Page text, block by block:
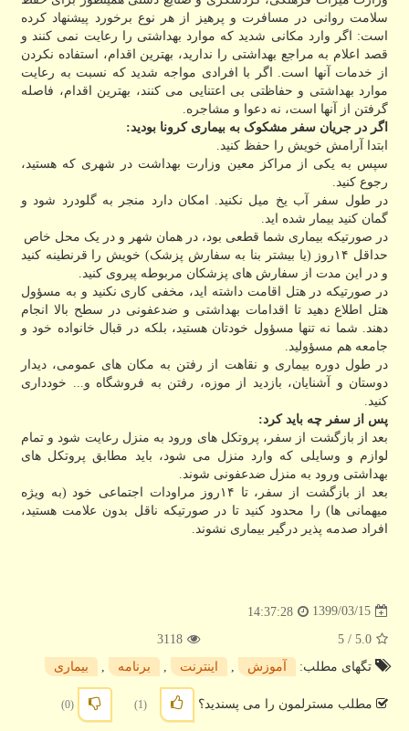
سلامت روانی در مسافرت و پرهیز از هر نوع برخورد پیشنهاد کرده
است: اگر وارد مکانی شدید که موارد بهداشتی را رعایت نمی کنند و
قصد اعلام به مراجع بهداشتی را ندارید، بهترین اقدام، استفاده نکردن
از خدمات آنها است. اگر با افرادی مواجه شدید که نسبت به رعایت
موارد بهداشتی و حفاظتی بی اعتنایی می کنند، بهترین اقدام، فاصله
گرفتن از آنها است، نه دعوا و مشاجره.
اگر در جریان سفر مشکوک به بیماری کرونا بودید:
ابتدا آرامش خویش را حفظ کنید.
سپس به یکی از مراکز معین وزارت بهداشت در شهری که هستید،
رجوع کنید.
در طول سفر آب یخ میل نکنید. امکان دارد منجر به گلودرد شود و
گمان کنید بیمار شده اید.
در صورتیکه بیماری شما قطعی بود، در همان شهر و در یک محل خاص
حداقل ۱۴روز (یا بیشتر بنا به سفارش پزشک) خویش را قرنطینه کنید
و در این مدت از سفارش های پزشکان مربوطه پیروی کنید.
در صورتیکه در هتل اقامت داشته اید، مخفی کاری نکنید و به مسؤول
هتل اطلاع دهید تا اقدامات بهداشتی و ضدعفونی در سطح بالا انجام
دهند. شما نه تنها مسؤول خودتان هستید، بلکه در قبال خانواده خود و
جامعه هم مسؤولید.
در طول دوره بیماری و نقاهت از رفتن به مکان های عمومی، دیدار
دوستان و آشنایان، بازدید از موزه، رفتن به فروشگاه و... خودداری
کنید.
پس از سفر چه باید کرد:
بعد از بازگشت از سفر، پروتکل های ورود به منزل رعایت شود و تمام
لوازم و وسایلی که وارد منزل می شود، باید مطابق پروتکل های
بهداشتی ورود به منزل ضدعفونی شوند.
بعد از بازگشت از سفر، تا ۱۴روز مراودات اجتماعی خود (به ویژه
میهمانی ها) را محدود کنید تا در صورتیکه ناقل بدون علامت هستید،
افراد صدمه پذیر درگیر بیماری نشوند.
1399/03/15
14:37:28
5.0
/ 5
3118
تگهای مطلب:
آموزش اینترنت برنامه بیماری
مطلب مسترلمون را می پسندید؟ (1)
(0)